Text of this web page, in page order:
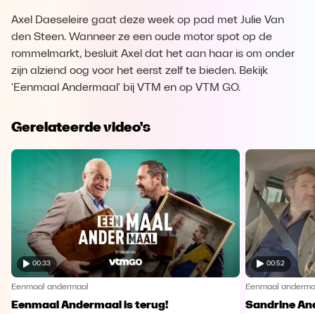
Axel Daeseleire gaat deze week op pad met Julie Van
den Steen. Wanneer ze een oude motor spot op de
rommelmarkt, besluit Axel dat het aan haar is om onder
zijn alziend oog voor het eerst zelf te bieden. Bekijk
'Eenmaal Andermaal' bij VTM en op VTM GO.
Gerelateerde video's
00:33
Eenmaal andermaal
Eenmaal Andermaal is terug!
00:52
Eenmaal
Sandrine